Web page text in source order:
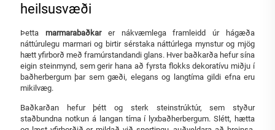
heilsusvæði
Þetta marmarabaðkar er nákvæmlega framleidd úr hágæða
náttúrulegu marmari og birtir sérstaka náttúrlega mynstur og mjög
hætt yfirborð með framúrstandandi glans. Hver baðkarða hefur sína
eigin steinmynd, sem gerir hana að fyrsta flokks dekoratívu miðju í
baðherbergum þar sem gæði, elegans og langtíma gildi efna eru
mikilvæg.
Baðkarðan hefur þétt og sterk steinstrúktúr, sem styður
staðbundna notkun á langan tíma í lyxbaðherbergum. Slétt, hætta